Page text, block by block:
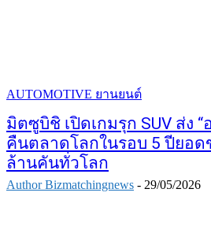
AUTOMOTIVE ยานยนต์
มิตซูบิชิ เปิดเกมรุก SUV ส่ง “
คืนตลาดโลกในรอบ 5 ปียอด
ล้านคันทั่วโลก
Author Bizmatchingnews - 29/05/2026